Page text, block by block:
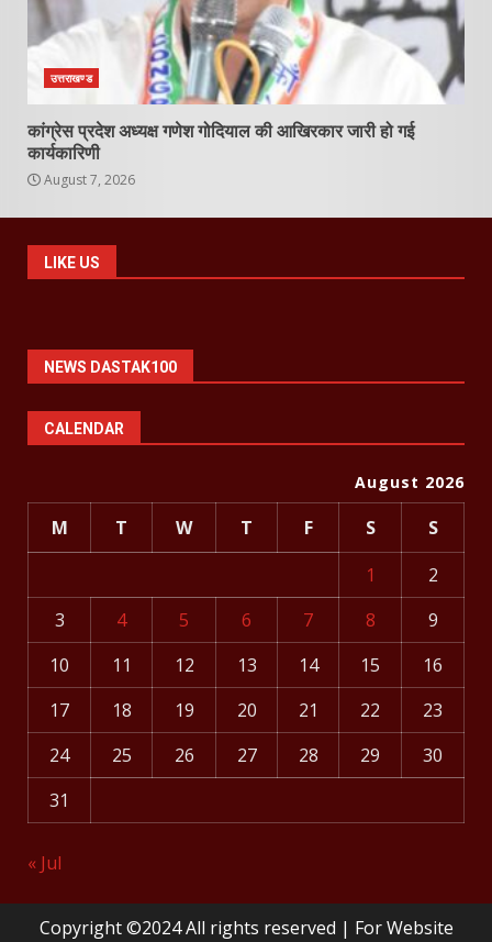
उत्तराखण्ड
कांग्रेस प्रदेश अध्यक्ष गणेश गोदियाल की आखिरकार जारी हो गई
कार्यकारिणी
August 7, 2026
LIKE US
NEWS DASTAK100
CALENDAR
August 2026
M T W T F S
S
1
2
3
4 5 6 7 8
9
10
11 12 13 14 15
16
17
18 19 20 21 22
23
24
25 26 27 28 29
30
31
« Jul
Copyright ©2024 All rights reserved | For Website